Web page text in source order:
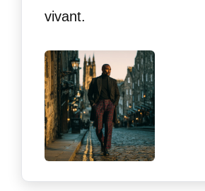
vivant.